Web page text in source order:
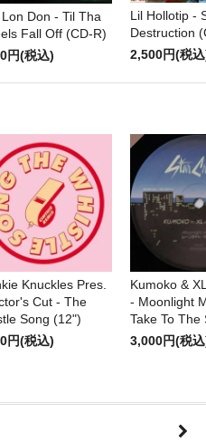
Don - Til Tha
Fall Off (CD-R)
円(税込)
Lil Hollotip -
Destruction
2,500円(税
Knuckles Pres.
Cut - The
Song (12")
円(税込)
Kumoko &
- Moonlight
Take To The
3,000円(税